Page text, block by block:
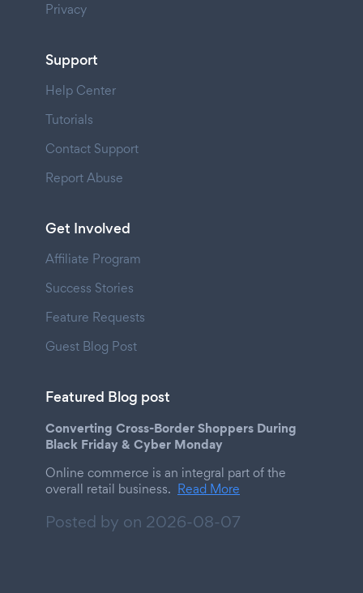
Privacy
Support
Help Center
Tutorials
Contact Support
Report Abuse
Get Involved
Affiliate Program
Success Stories
Feature Requests
Guest Blog Post
Featured Blog post
Converting Cross-Border Shoppers During
Black Friday & Cyber Monday
Online commerce is an integral part of the
overall retail business. Read More
Posted by on 2026-08-07